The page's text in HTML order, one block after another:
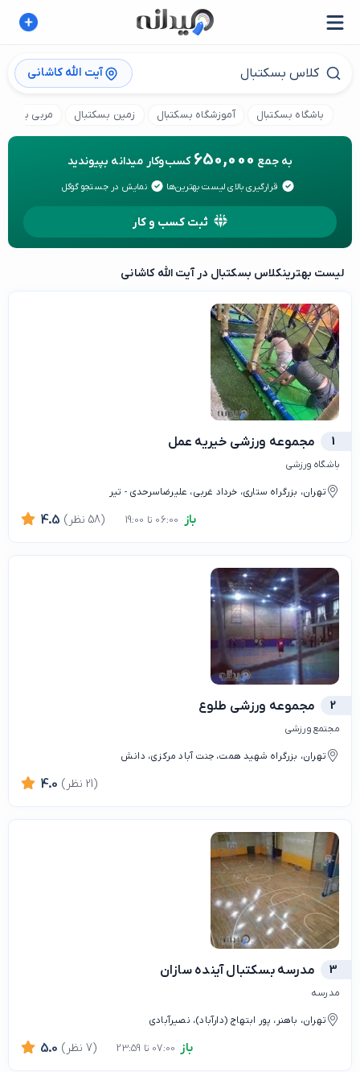
آیت الله کاشانی
باشگاه بسکتبال آموزشگاه بسکتبال زمین بسکتبال مربی
به جمع 650,000 کسب‌وکار میدانه بپیوندید
قرارگیری بالای لیست بهترین‌ها نمایش در جستجو گوگل
ثبت کسب و کار
لیست بهترینکلاس بسکتبال در آیت الله کاشانی
1 مجموعه ورزشی خیریه عمل
باشگاه ورزشی
تهران، بزرگراه ستاری، خرداد غربی، علیرضاسرحدی - تیر
باز 4.5 (58 نظر)
2 مجموعه ورزشی طلوع
مجتمع ورزشی
تهران، بزرگراه شهید همت، جنت آباد مرکزی، دانش
4.0 (21 نظر)
3 مدرسه بسکتبال آینده سازان
مدرسه
تهران، باهنر، پور ابتهاج (دارآباد)، نصیرآبادی
باز 5.0 (7 نظر)